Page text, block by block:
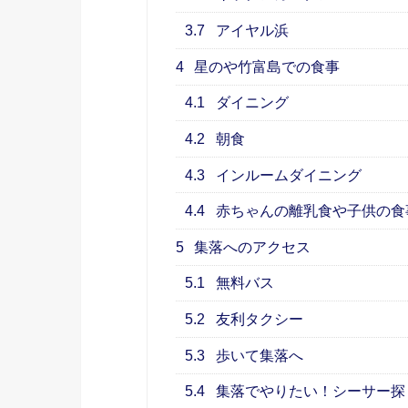
3.7 アイヤル浜
4 星のや竹富島での食事
4.1 ダイニング
4.2 朝食
4.3 インルームダイニング
4.4 赤ちゃんの離乳食や子供の
5 集落へのアクセス
5.1 無料バス
5.2 友利タクシー
5.3 歩いて集落へ
5.4 集落でやりたい！シーサー